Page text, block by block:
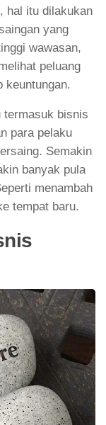
hal itu dilakukan
yang
wawasan,
peluang
keuntungan.
termasuk bisnis
para pelaku
Semakin
banyak pula
menambah
tempat baru.